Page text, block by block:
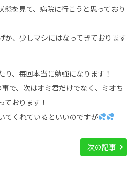
態を見て、病院に行こうと思っており
か、少しマシにはなってきております
、毎回本当に勉強になります！
で、次はオミ君だけでなく、ミオち
ております！
てくれているといいのですが
次の記事